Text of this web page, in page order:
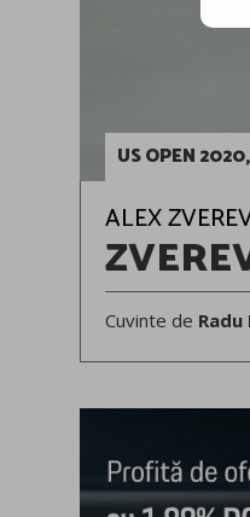
US OPEN
ALEX
Cuvinte de